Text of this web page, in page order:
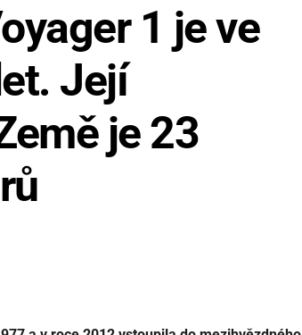
1 je ve
Její
je 23